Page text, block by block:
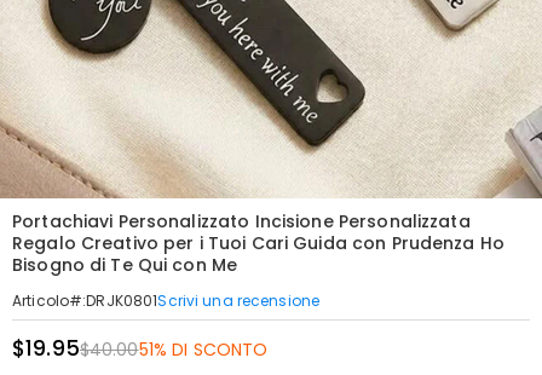
Portachiavi Personalizzato Incisione Personalizzata
Regalo Creativo per i Tuoi Cari Guida con Prudenza Ho
Bisogno di Te Qui con Me
Articolo#:DRJK0801Scrivi una recensione
$19.95$40.0051% DI SCONTO